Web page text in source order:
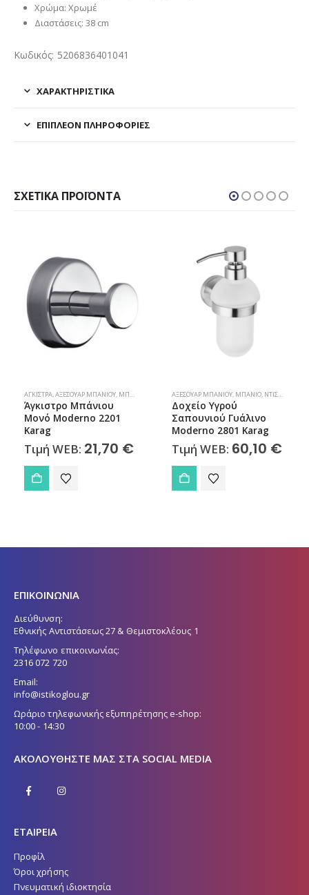
Χρώμα: Χρωμέ
Διαστάσεις: 38 cm
Κωδικός: 5206836401041
ΧΑΡΑΚΤΗΡΙΣΤΙΚΑ
ΕΠΙΠΛΈΟΝ ΠΛΗΡΟΦΟΡΊΕΣ
ΣΧΕΤΙΚΆ ΠΡΟΪΌΝΤΑ
ΆΓΚΙΣΤΡΑ,ΑΞΕΣΟΥΆΡ ΜΠΆΝΙΟΥ, ΜΠΆΝΙΟ
Άγκιστρο Μπάνιου
Μονό Moderno 2201
Karag
Τιμή WEB: 21,70 €
ΑΞΕΣΟΥΆΡ ΜΠΆΝΙΟΥ, ΜΠΆΝΙΟ, ΝΤΙΣΠΈΝΣΕΡ
Δοχείο Υγρού
Σαπουνιού Γυάλινο
Moderno 2801 Karag
Τιμή WEB: 60,10 €
ΕΠΙΚΟΙΝΩΝΙΑ
Διεύθυνση:
Εθνικής Αντιστάσεως 27 & Θεμιστοκλέους 1
Τηλέφωνο επικοινωνίας:
2316 072 720
Email:
info@istikoglou.gr
Ωράριο τηλεφωνικής εξυπηρέτησης e-shop:
10:00 - 14:30
ΑΚΟΛΟΥΘΉΣΤΕ ΜΑΣ ΣΤΑ SOCIAL MEDIA
ΕΤΑΙΡΕΙΑ
Προφίλ
Όροι χρήσης
Πνευματική ιδιοκτησία